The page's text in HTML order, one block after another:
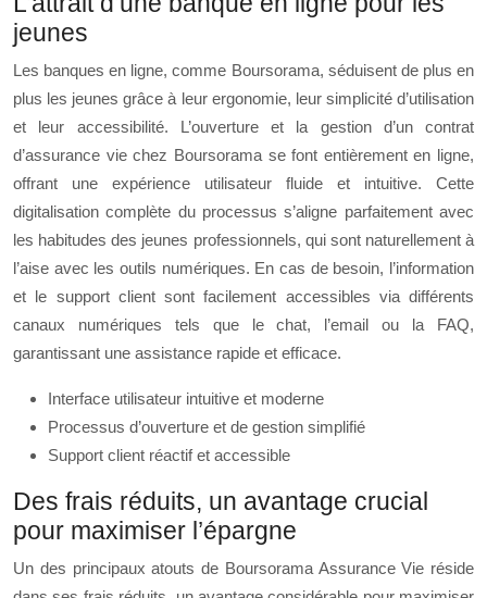
jeunes
Les banques en ligne, comme Boursorama, séduisent de plus en
plus les jeunes grâce à leur ergonomie, leur simplicité d’utilisation
et leur accessibilité. L’ouverture et la gestion d’un contrat
d’assurance vie chez Boursorama se font entièrement en ligne,
offrant une expérience utilisateur fluide et intuitive. Cette
digitalisation complète du processus s’aligne parfaitement avec
les habitudes des jeunes professionnels, qui sont naturellement à
l’aise avec les outils numériques. En cas de besoin, l’information
et le support client sont facilement accessibles via différents
canaux numériques tels que le chat, l’email ou la FAQ,
garantissant une assistance rapide et efficace.
Interface utilisateur intuitive et moderne
Processus d’ouverture et de gestion simplifié
Support client réactif et accessible
Des frais réduits, un avantage crucial
pour maximiser l’épargne
Un des principaux atouts de Boursorama Assurance Vie réside